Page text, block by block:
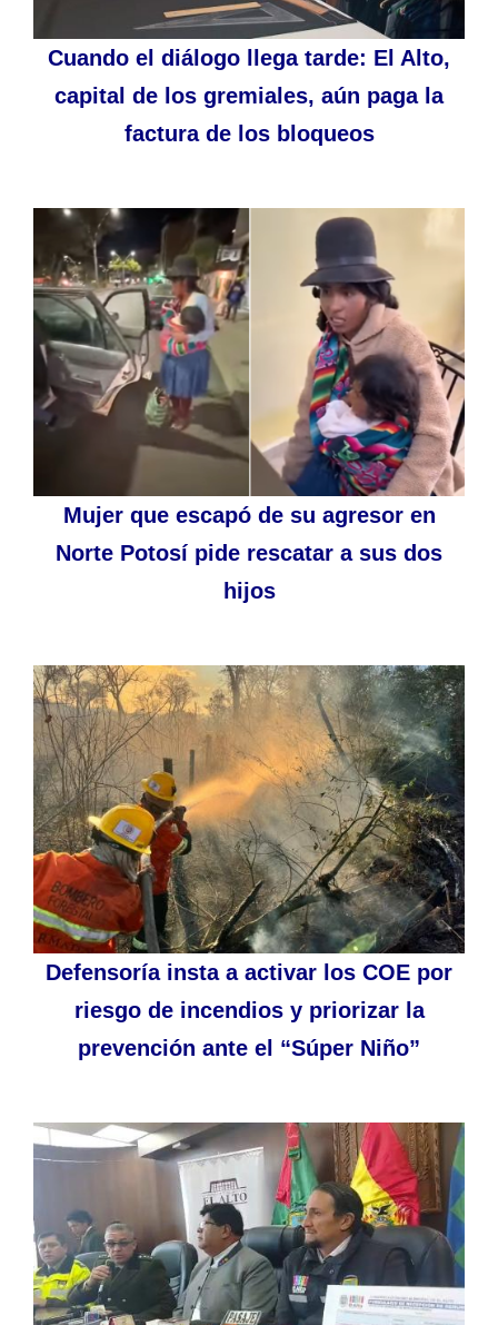
Cuando el diálogo llega tarde: El Alto,
capital de los gremiales, aún paga la
factura de los bloqueos
Mujer que escapó de su agresor en
Norte Potosí pide rescatar a sus dos
hijos
Defensoría insta a activar los COE por
riesgo de incendios y priorizar la
prevención ante el “Súper Niño”